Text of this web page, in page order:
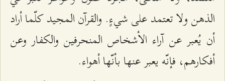
الذهن ولا تعتمد على شيءٍ. والقرآن المجيد كلّما أراد
أن يُعبر عن آراء الأشخاص المنحرفين والكفار وعن
أفكارهم، فإنّه يعبر عنها بأنّها أهواء.